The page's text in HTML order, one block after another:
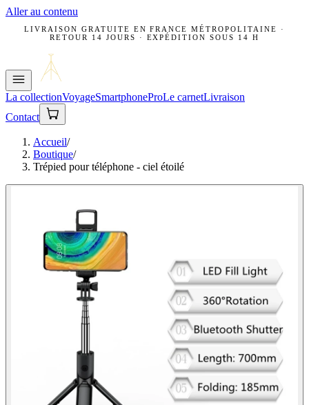
Aller au contenu
LIVRAISON GRATUITE EN FRANCE MÉTROPOLITAINE ·
RETOUR 14 JOURS · EXPÉDITION SOUS 14 H
La collectionVoyageSmartphoneProLe carnetLivraison
Contact
Accueil/
Boutique/
Trépied pour téléphone - ciel étoilé